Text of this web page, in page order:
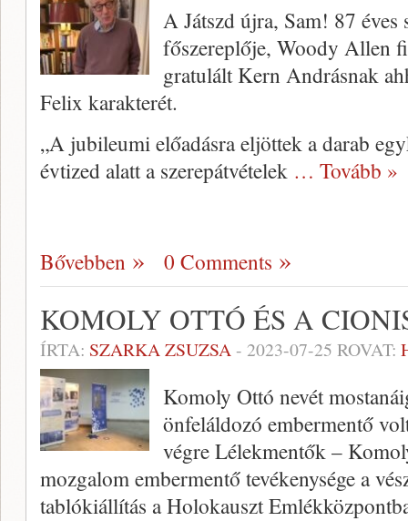
A Játszd újra, Sam! 87 éves
főszereplője, Woody Allen
gratulált Kern Andrásnak
Felix karakterét.
„A jubileumi előadásra eljöttek a darab
évtized alatt a szerepátvételek … Tovább »
Bővebben 0 Comments
KOMOLY OTTÓ ÉS A
ÍRTA: SZARKA ZSUZSA- 2023-07-25 ROVAT:
Komoly Ottó nevét
önfeláldozó embermentő
végre Lélekmentők –
mozgalom embermentő tevékenysége a
tablókiállítás a Holokauszt